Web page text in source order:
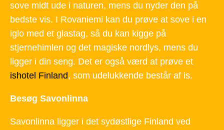
sove midt ude i naturen, mens du nyder den på
bedste vis. I Rovaniemi kan du prøve at sove i en
iglo med et glastag, så du kan kigge på
stjernehimlen og det magiske nordlys, mens du
ligger i din seng. Det er også værd at prøve et
ishotel Finland, som udelukkende består af is.
Besøg Savonlinna
Savonlinna ligger i det sydøstlige Finland ved